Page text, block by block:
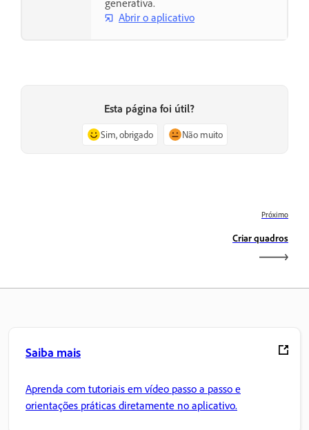
Abrir o aplicativo
Esta página foi útil?
Sim, obrigado Não muito
Próximo
Criar quadros
Saiba mais
Aprenda com tutoriais em vídeo passo a passo e
orientações práticas diretamente no aplicativo.